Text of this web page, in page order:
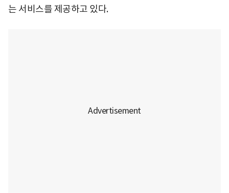
는 서비스를 제공하고 있다.